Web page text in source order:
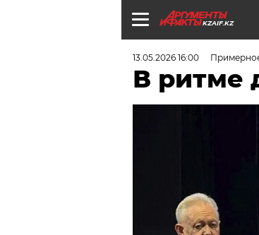
KZAIF.KZ
13.05.2026 16:00
В ритме